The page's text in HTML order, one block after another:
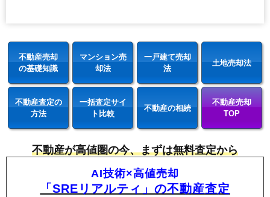
不動産売却
の基礎知識
マンション売
却法
一戸建て売却
法
土地売却法
不動産査定の
方法
一括査定サイ
ト比較
不動産の相続
不動産売却
TOP
不動産が高値圏の今、まずは無料査定から
AI技術×高値売却
「SREリアルティ」の不動産査定